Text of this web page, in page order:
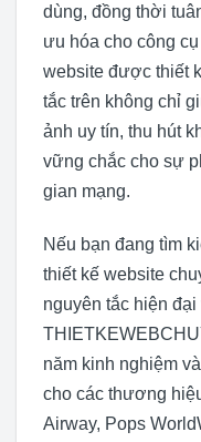
dùng, đồng thời
ưu hóa cho công
website được thiết
tắc trên không chỉ
ảnh uy tín, thu hút
vững chắc cho sự
gian mạng.
Nếu bạn đang tìm
thiết kế website
nguyên tắc hiện
năm kinh nghiệm
cho các thương
Airway, Pops